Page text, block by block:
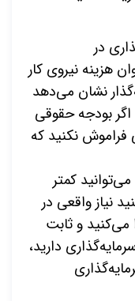
در
هزینه نیروی کار
نشان می‌دهد
اگر بودجه حقوقی
فراموش نکنید که
کمتر
نیاز واقعی در
می‌کنید و ثابت
دارید،